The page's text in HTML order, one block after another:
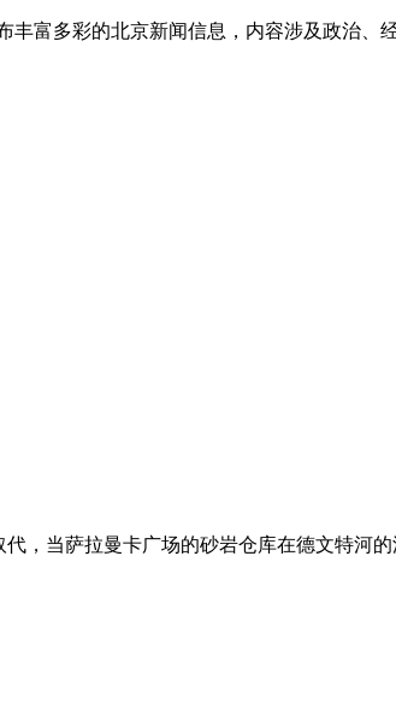
富多彩的北京新闻信息，内容涉及政治、
，当萨拉曼卡广场的砂岩仓库在德文特河